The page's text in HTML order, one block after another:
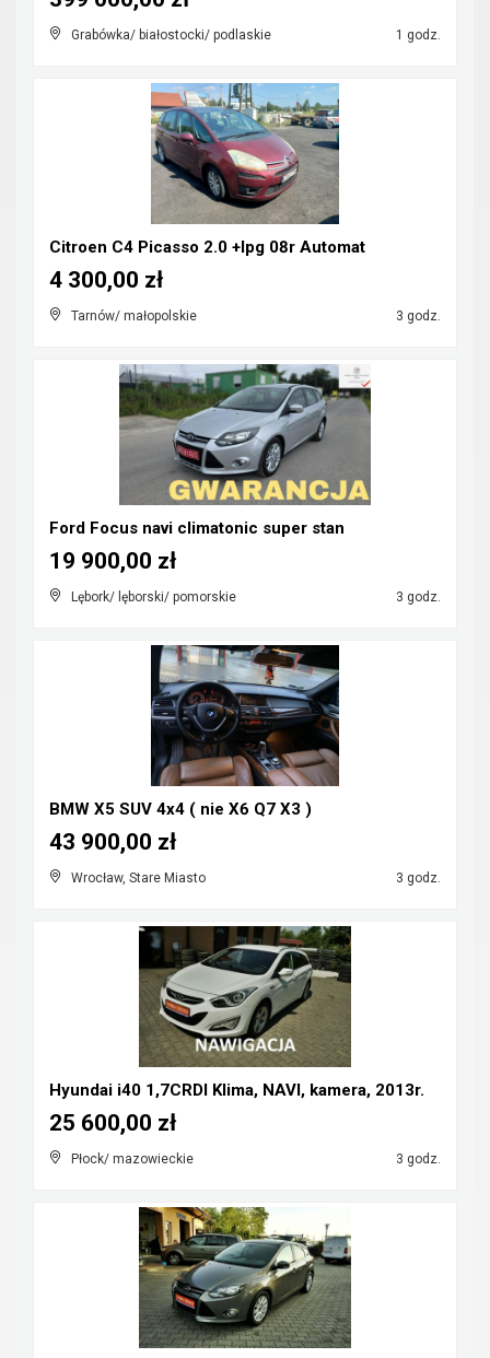
Grabówka/ białostocki/ podlaskie 1 godz.
Citroen C4 Picasso 2.0 +lpg 08r Automat
Tarnów/ małopolskie 3 godz.
4 300,00 zł
Ford Focus navi climatonic super stan
Lębork/ lęborski/ pomorskie 3 godz.
19 900,00 zł
BMW X5 SUV 4x4 ( nie X6 Q7 X3 )
Wrocław, Stare Miasto 3 godz.
43 900,00 zł
Hyundai i40 1,7CRDI Klima, NAVI, kamera, 2013r.
Płock/ mazowieckie 3 godz.
25 600,00 zł